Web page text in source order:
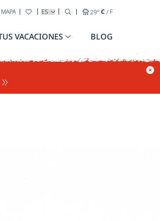
MAPA SELECCIONA TU IDIOMA
29°C / F
VACACIONES BLOG